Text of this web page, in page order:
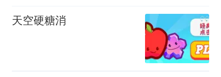
天空硬糖消